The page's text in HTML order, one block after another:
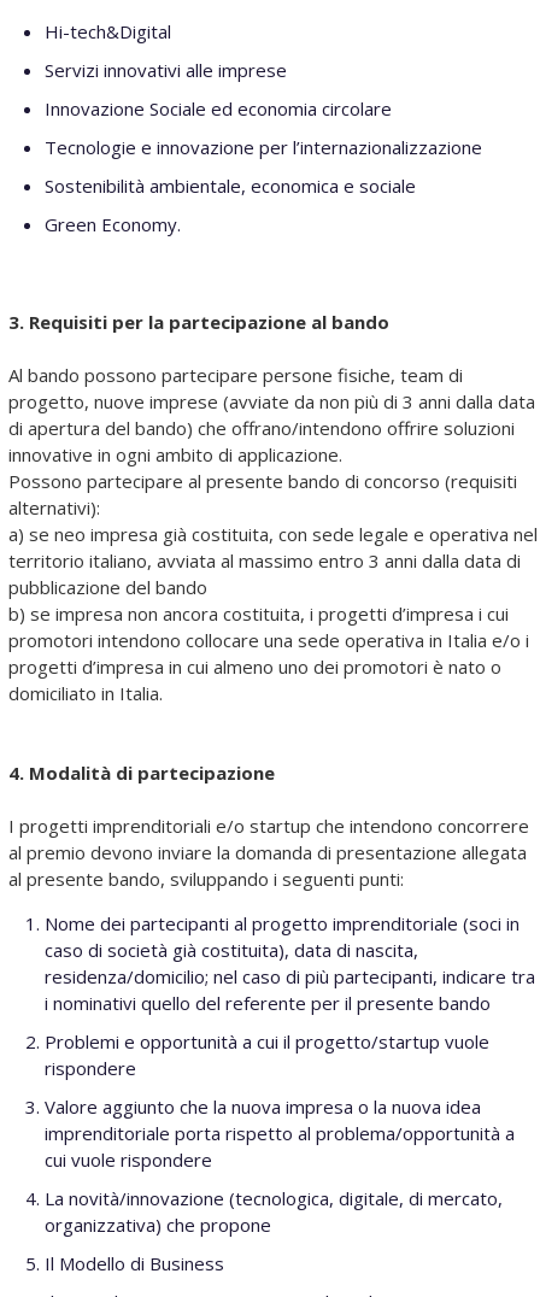
Hi-tech&Digital
Servizi innovativi alle imprese
Innovazione Sociale ed economia circolare
Tecnologie e innovazione per l’internazionalizzazione
Sostenibilità ambientale, economica e sociale
Green Economy.
3. Requisiti per la partecipazione al bando
Al bando possono partecipare persone fisiche, team di
progetto, nuove imprese (avviate da non più di 3 anni dalla data
di apertura del bando) che offrano/intendono offrire soluzioni
innovative in ogni ambito di applicazione.
Possono partecipare al presente bando di concorso (requisiti
alternativi):
a) se neo impresa già costituita, con sede legale e operativa nel
territorio italiano, avviata al massimo entro 3 anni dalla data di
pubblicazione del bando
b) se impresa non ancora costituita, i progetti d’impresa i cui
promotori intendono collocare una sede operativa in Italia e/o i
progetti d’impresa in cui almeno uno dei promotori è nato o
domiciliato in Italia.
4. Modalità di partecipazione
I progetti imprenditoriali e/o startup che intendono concorrere
al premio devono inviare la domanda di presentazione allegata
al presente bando, sviluppando i seguenti punti:
Nome dei partecipanti al progetto imprenditoriale (soci in
caso di società già costituita), data di nascita,
residenza/domicilio; nel caso di più partecipanti, indicare tra
i nominativi quello del referente per il presente bando
Problemi e opportunità a cui il progetto/startup vuole
rispondere
Valore aggiunto che la nuova impresa o la nuova idea
imprenditoriale porta rispetto al problema/opportunità a
cui vuole rispondere
La novità/innovazione (tecnologica, digitale, di mercato,
organizzativa) che propone
Il Modello di Business